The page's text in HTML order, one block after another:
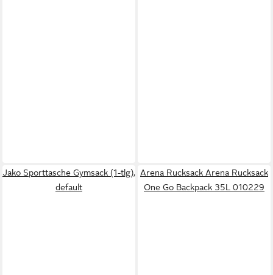
Jako Sporttasche Gymsack (1-tlg),
default
Arena Rucksack Arena Rucksack
One Go Backpack 35L 010229